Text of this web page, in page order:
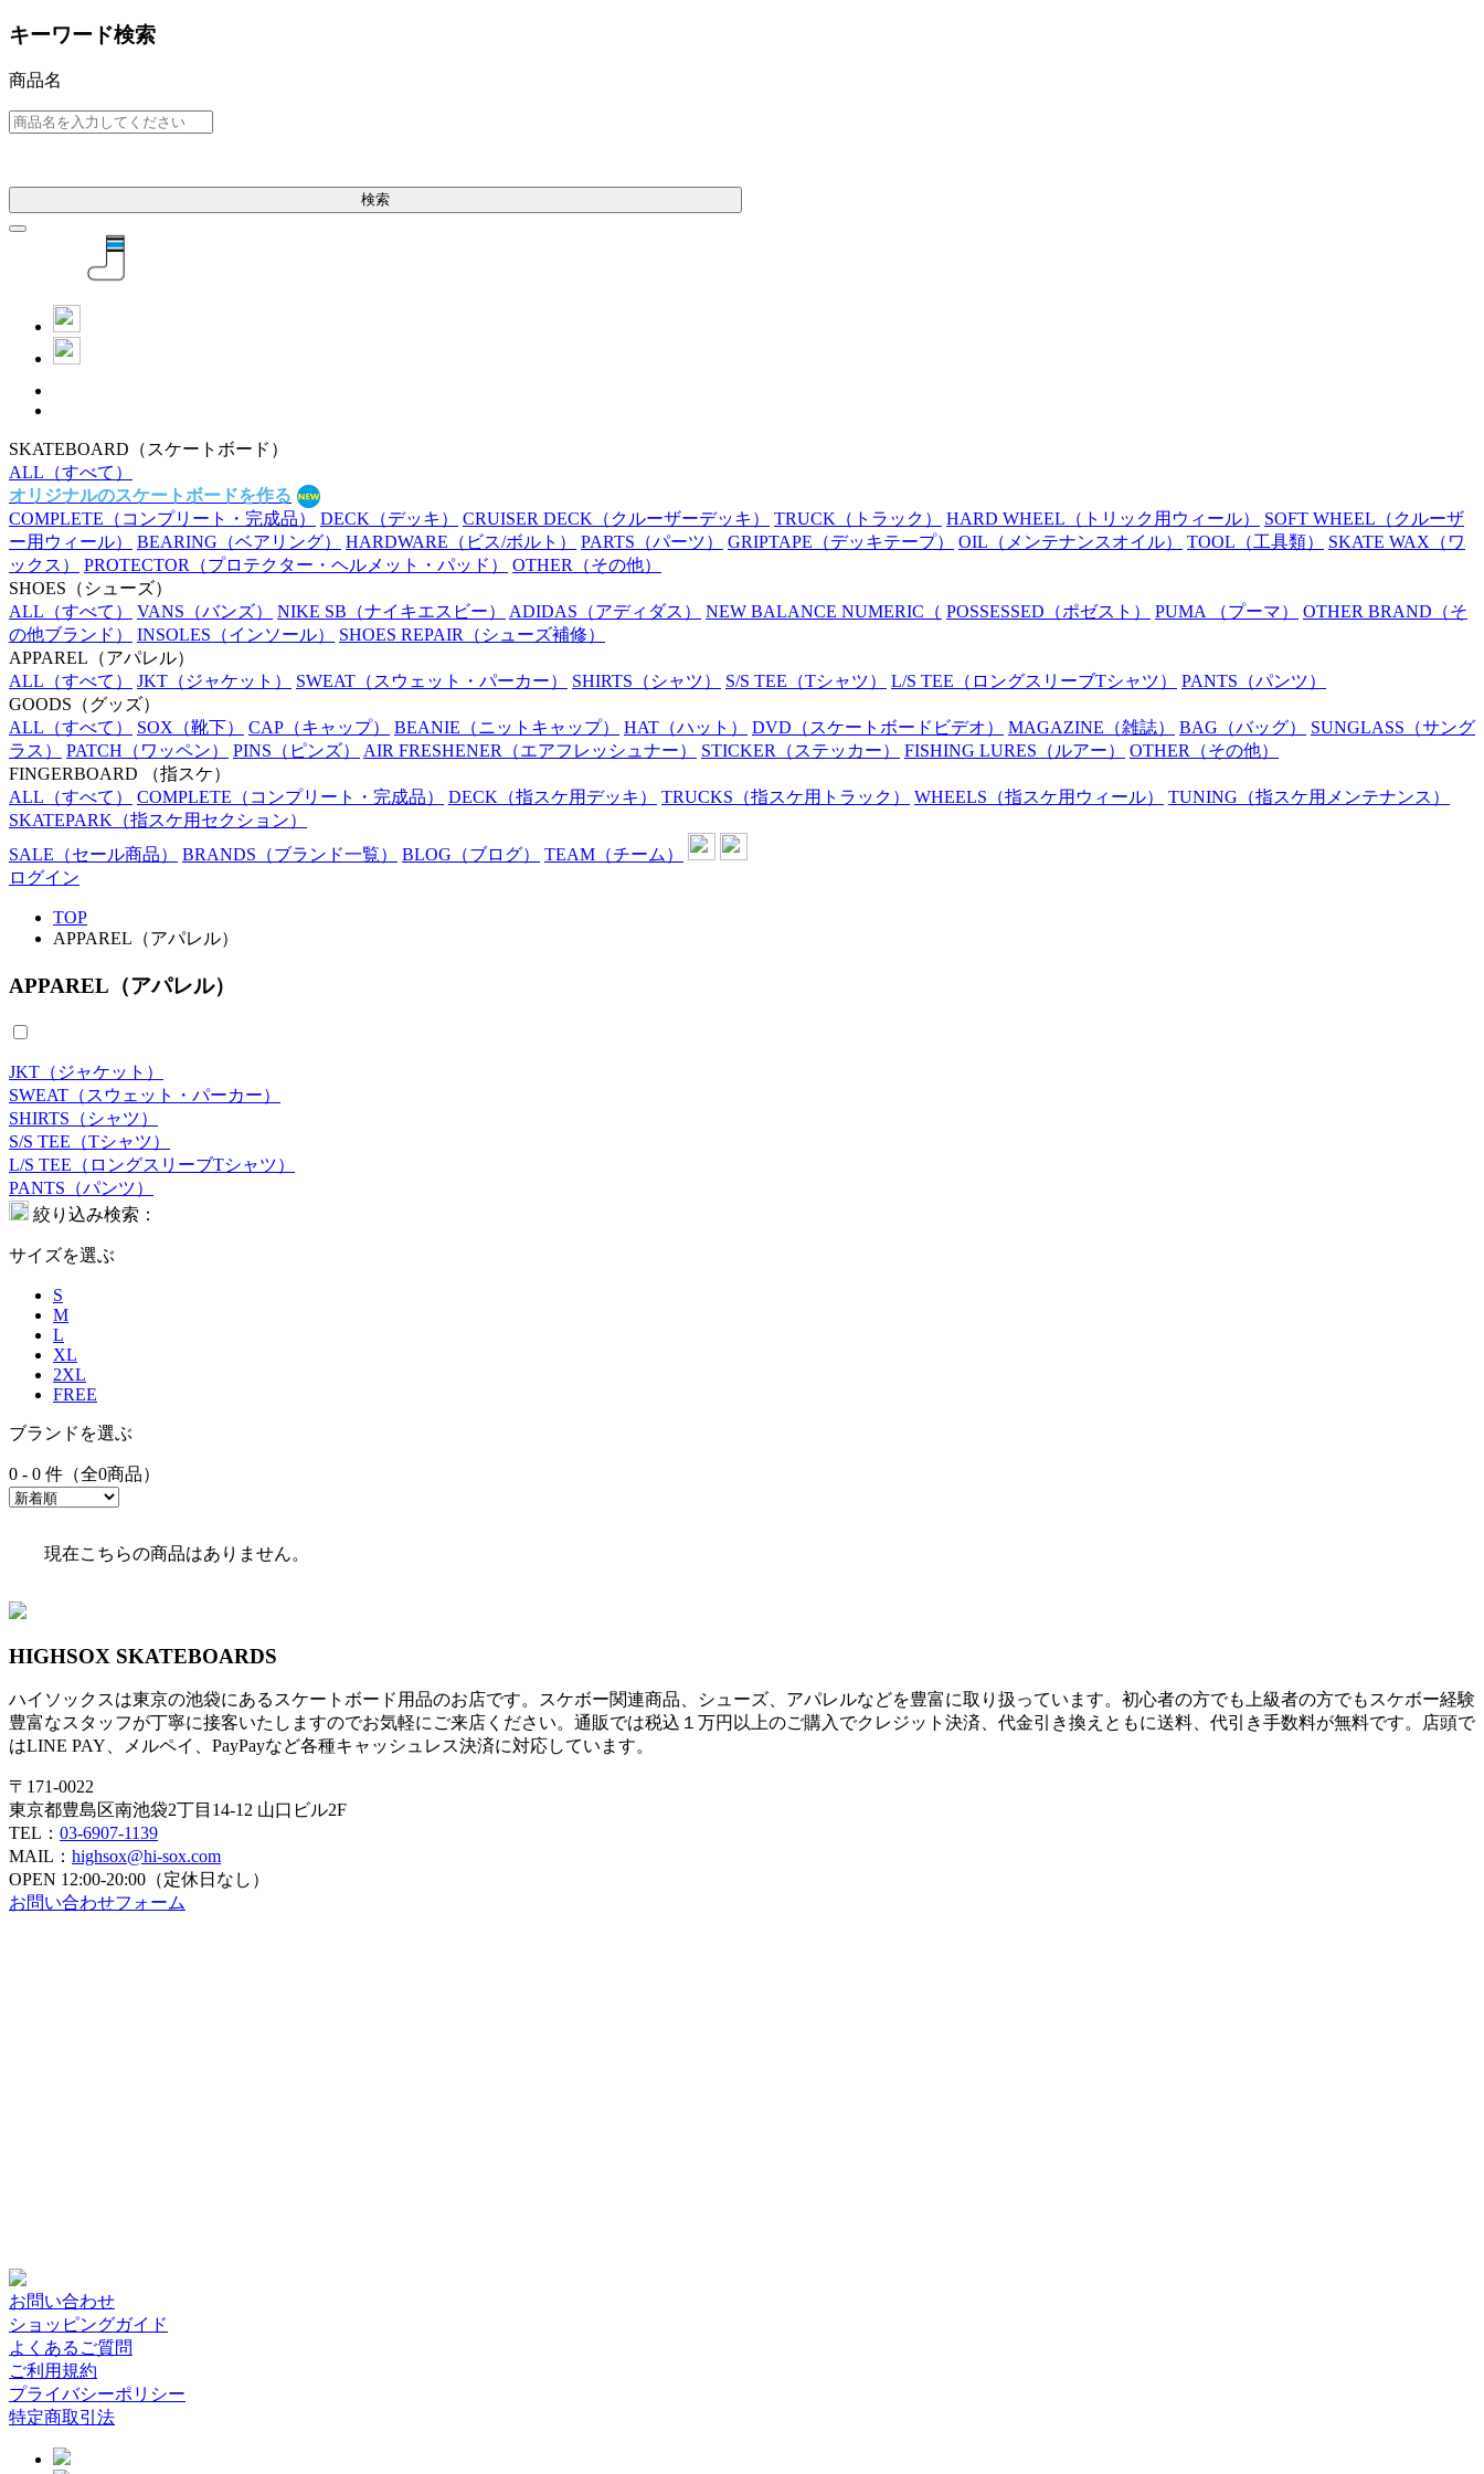
キーワード検索
商品名
検索
SKATEBOARD （スケートボード）
ALL （すべて）
オリジナルのスケートボードを作る
COMPLETE （コンプリート・完成品） DECK （デッキ） CRUISER DECK （クルーザーデッキ） TRUCK （トラック） HARD WHEEL （トリック用ウィール） SOFT WHEEL （クルーザ
ー用ウィール）
BEARING （ベアリング） HARDWARE （ビス/ボルト） PARTS （パーツ） GRIPTAPE （デッキテープ） OIL （メンテナンスオイル） TOOL （工具類） SKATE WAX （ワ
ックス）
PROTECTOR （プロテクター・ヘルメット・パッド） OTHER （その他）
SHOES （シューズ）
ALL （すべて） VANS （バンズ） NIKE SB （ナイキエスビー） ADIDAS （アディダス） NEW BALANCE NUMERIC （ POSSESSED （ポゼスト） PUMA （プーマ） OTHER BRAND （そ
の他ブランド）
INSOLES （インソール） SHOES REPAIR （シューズ補修）
APPAREL （アパレル）
ALL （すべて） JKT （ジャケット） SWEAT （スウェット・パーカー） SHIRTS （シャツ） S/S TEE （Tシャツ） L/S TEE （ロングスリーブTシャツ） PANTS （パンツ）
GOODS （グッズ）
ALL （すべて） SOX （靴下） CAP （キャップ） BEANIE （ニットキャップ） HAT （ハット） DVD （スケートボードビデオ） MAGAZINE （雑誌） BAG （バッグ） SUNGLASS （サング
ラス）
PATCH （ワッペン） PINS （ピンズ） AIR FRESHENER （エアフレッシュナー） STICKER （ステッカー） FISHING LURES （ルアー） OTHER （その他）
FINGERBOARD
（指スケ）
ALL （すべて） COMPLETE （コンプリート・完成品） DECK （指スケ用デッキ） TRUCKS （指スケ用トラック） WHEELS （指スケ用ウィール） TUNING （指スケ用メンテナンス）
SKATEPARK （指スケ用セクション）
SALE （セール商品） BRANDS （ブランド一覧） BLOG （ブログ） TEAM （チーム）
ログイン
TOP
APPAREL（アパレル）
APPAREL（アパレル）
JKT（ジャケット）
SWEAT（スウェット・パーカー）
SHIRTS（シャツ）
S/S TEE（Tシャツ）
L/S TEE（ロングスリーブTシャツ）
PANTS（パンツ）
絞り込み検索：
サイズを選ぶ
S
M
L
XL
2XL
FREE
ブランドを選ぶ
0 - 0 件（全0商品）
現在こちらの商品はありません。
HIGHSOX SKATEBOARDS
ハイソックスは東京の池袋にあるスケートボード用品のお店です。スケボー関連商品、シューズ、アパレルなどを豊富に取り扱っています。初心者の方でも上級者の方でもスケボー経験
豊富なスタッフが丁寧に接客いたしますのでお気軽にご来店ください。通販では税込１万円以上のご購入でクレジット決済、代金引き換えともに送料、代引き手数料が無料です。店頭で
はLINE PAY、メルペイ、PayPayなど各種キャッシュレス決済に対応しています。
〒171-0022
東京都豊島区南池袋2丁目14-12 山口ビル2F
TEL： 03-6907-1139
MAIL： highsox@hi-sox.com
OPEN 12:00-20:00（定休日なし）
お問い合わせフォーム
お問い合わせ
ショッピングガイド
よくあるご質問
ご利用規約
プライバシーポリシー
特定商取引法